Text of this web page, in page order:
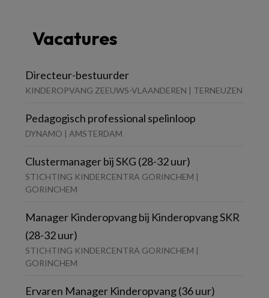
Vacatures
Directeur-bestuurder
KINDEROPVANG ZEEUWS-VLAANDEREN | TERNEUZEN
Pedagogisch professional spelinloop
DYNAMO | AMSTERDAM
Clustermanager bij SKG (28-32 uur)
STICHTING KINDERCENTRA GORINCHEM |
GORINCHEM
Manager Kinderopvang bij Kinderopvang SKR
(28-32 uur)
STICHTING KINDERCENTRA GORINCHEM |
GORINCHEM
Ervaren Manager Kinderopvang (36 uur)